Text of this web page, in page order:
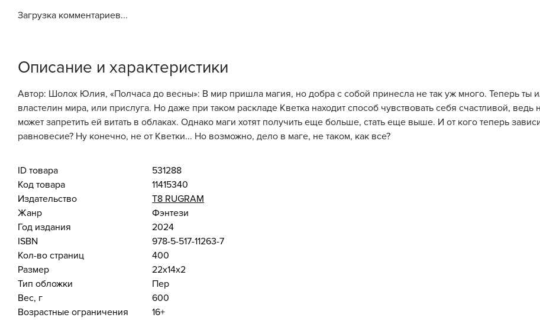
Загрузка комментариев...
Описание и характеристики
Автор: Шолох Юлия, «Полчаса до весны»: В мир пришла магия, но добра с собой принесла не так уж много. Теперь ты
властелин мира, или прислуга. Но даже при таком раскладе Кветка находит способ чувствовать себя счастливой, ведь
может запретить ей витать в облаках. Однако маги хотят получить еще больше, стать еще выше. И от кого теперь
равновесие? Ну конечно, не от Кветки... Но возможно, дело в маге, не таком, как все?
ID товара
531288
Код товара
11415340
Издательство
Т8 RUGRAM
Жанр
Фэнтези
Год издания
2024
ISBN
978-5-517-11263-7
Кол-во страниц
400
Размер
22x14x2
Тип обложки
Пер
Вес, г
600
Возрастные ограничения
16+